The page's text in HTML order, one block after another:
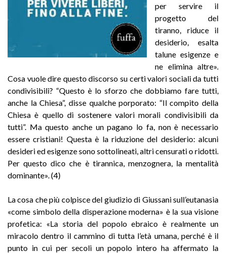
per servire il
progetto del
tiranno, riduce il
desiderio, esalta
talune esigenze e
ne elimina altre».
Cosa vuole dire questo discorso su certi valori sociali da tutti
condivisibili? “Questo è lo sforzo che dobbiamo fare tutti,
anche la Chiesa”, disse qualche porporato: “Il compito della
Chiesa è quello di sostenere valori morali condivisibili da
tutti”. Ma questo anche un pagano lo fa, non è necessario
essere cristiani! Questa è la riduzione del desiderio: alcuni
desideri ed esigenze sono sottolineati, altri censurati o ridotti.
Per questo dico che è tirannica, menzognera, la mentalità
dominante». (4)
La cosa che più colpisce del giudizio di Giussani sull’eutanasia
«come simbolo della disperazione moderna» è la sua visione
profetica: «La storia del popolo ebraico è realmente un
miracolo dentro il cammino di tutta l’età umana, perché è il
punto in cui per secoli un popolo intero ha affermato la